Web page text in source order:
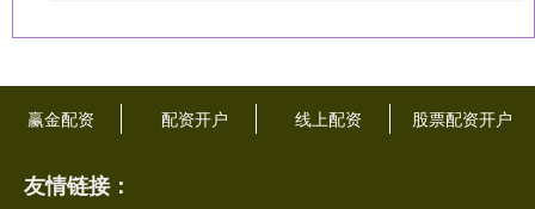
赢金配资 配资开户 线上配资 股票配资开户
友情链接：